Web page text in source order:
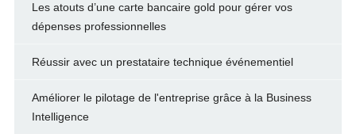
Les atouts d’une carte bancaire gold pour gérer vos
dépenses professionnelles
Réussir avec un prestataire technique événementiel
Améliorer le pilotage de l'entreprise grâce à la Business
Intelligence